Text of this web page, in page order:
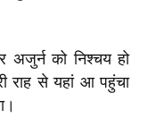
अजुर्न को निश्चय हो
राह से यहां आ पहुंचा